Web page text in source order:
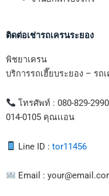
ติดต่อเช่ารถเครนระยอง
พิชยาเครน
บริการรถเฮี๊ยบระยอง – ร
โทรศัพท์ : 080-829-
014-0105 คุณเเอน
Line ID : tor11456
Email :